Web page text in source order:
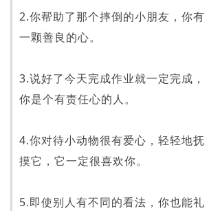
2.你帮助了那个摔倒的小朋友，你有
一颗善良的心。
3.说好了今天完成作业就一定完成，
你是个有责任心的人。
4.你对待小动物很有爱心，轻轻地抚
摸它，它一定很喜欢你。
5.即使别人有不同的看法，你也能礼